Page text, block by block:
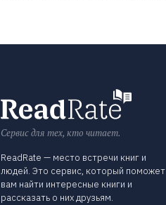
Сервис для тех, кто читает.
ReadRate — место встречи книг и
людей. Это сервис, который поможет
вам найти интересные книги и
рассказать о них друзьям.